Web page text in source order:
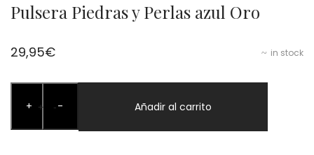
Pulsera Piedras y Perlas azul Oro
in stock
29,95€
+ -Piedras
+ - Añadir al carrito